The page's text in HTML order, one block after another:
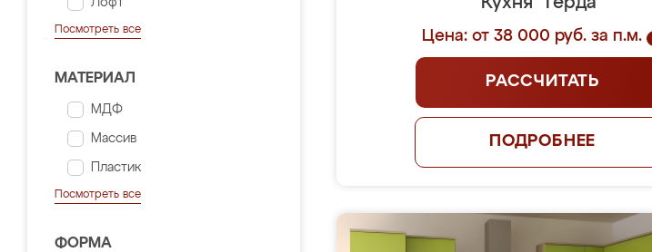
Лофт
Посмотреть все
МАТЕРИАЛ
МДФ
Массив
Пластик
Посмотреть все
ФОРМА
Цена: от 38 000 руб. за п.м.
РАССЧИТАТЬ
ПОДРОБНЕЕ